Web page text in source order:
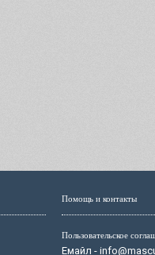
Помощь и контакты
Пользовательское
Емайл -